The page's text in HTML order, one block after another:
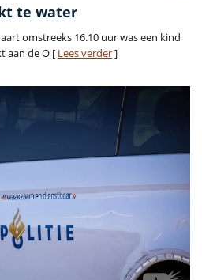
te water
omstreeks 16.10 uur was een kind
aan de O [ Lees verder]